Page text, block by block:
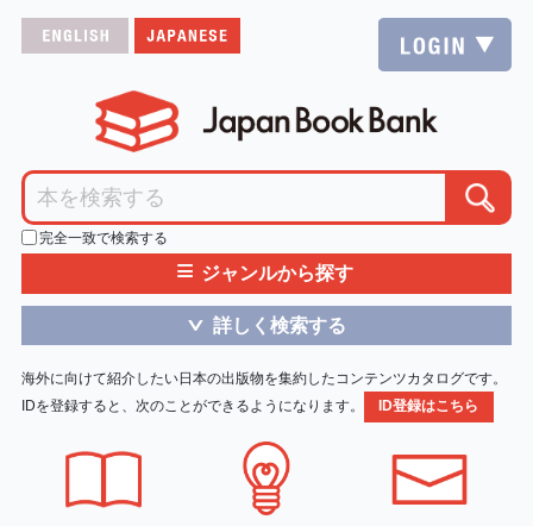
完全一致で検索する
≡ ジャンルから探す
＞ 詳しく検索する
海外に向けて紹介したい日本の出版物を集約したコンテンツカタログです。
IDを登録すると、次のことができるようになります。
ID登録はこちら